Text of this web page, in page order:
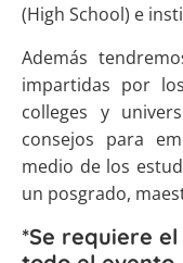
(High School) e
Además
impartidas por
colleges y
consejos para
medio de los
un posgrado,
*Se requiere